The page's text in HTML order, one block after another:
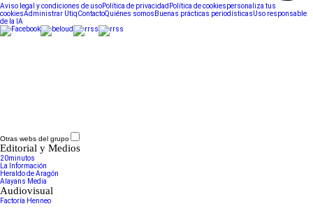
Aviso legal y condiciones de usoPolítica de privacidad Política de cookiespersonaliza tus
cookiesAdministrar UtiqContactoQuiénes somos Buenas prácticas periodísticasUso responsable
de la IA
Otras webs del grupo
Editorial y Medios
20minutos
La Información
Heraldo de Aragón
Alayans Media
Audiovisual
Factoría Henneo